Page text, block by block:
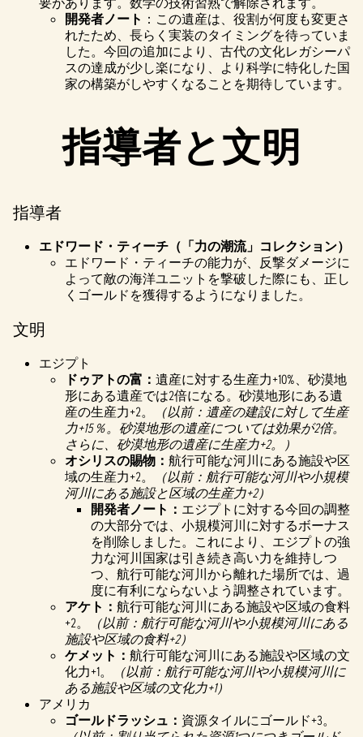
開発者ノート ：この遺産は、役割が何度も変更さ
れたため、長らく実装のタイミングを待っていま
した。今回の追加により、古代の文化レガシーパ
スの達成が少し楽になり、より科学に特化した国
家の構築がしやすくなることを期待しています。
指導者と文明
指導者
エドワード・ティーチ（「力の潮流」コレクション）
エドワード・ティーチの能力が、反撃ダメージに
よって敵の海洋ユニットを撃破した際にも、正し
くゴールドを獲得するようになりました。
文明
エジプト
ドゥアトの富： 遺産に対する生産力+10%、砂漠地
形にある遺産では2倍になる。砂漠地形にある遺
産の生産力+2。
（以前：遺産の建設に対して生産
力+15％。砂漠地形の遺産については効果が2倍。
さらに、砂漠地形の遺産に生産力+2。）
オシリスの賜物： 航行可能な河川にある施設や区
域の生産力+2。
（以前：航行可能な河川や小規模
河川にある施設と区域の生産力+2）
開発者ノート： エジプトに対する今回の調整
の大部分では、小規模河川に対するボーナス
を削除しました。これにより、エジプトの強
力な河川国家は引き続き高い力を維持しつ
つ、航行可能な河川から離れた場所では、過
度に有利にならないよう調整されています。
アケト： 航行可能な河川にある施設や区域の食料
+2。
（以前：航行可能な河川や小規模河川にある
施設や区域の食料+2）
ケメット： 航行可能な河川にある施設や区域の文
化力+1。
（以前：航行可能な河川や小規模河川に
ある施設や区域の文化力+1）
アメリカ
ゴールドラッシュ： 資源タイルにゴールド+3。